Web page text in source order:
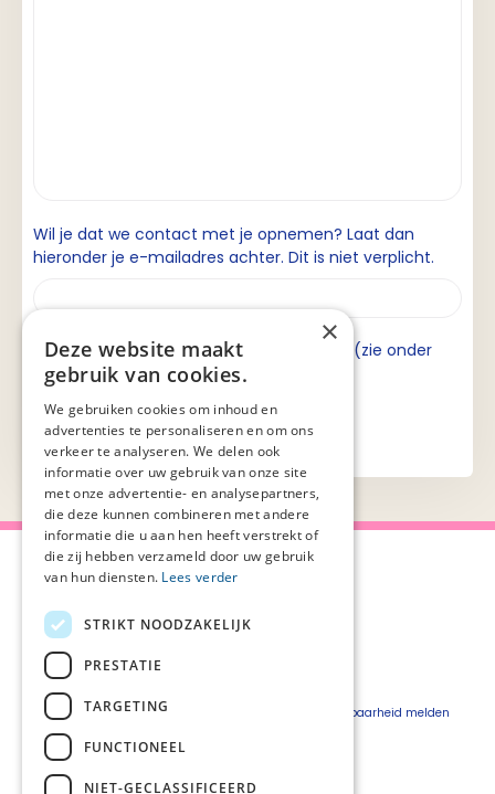
Wil je dat we contact met je opnemen? Laat dan
hieronder je e-mailadres achter. Dit is niet verplicht.
Ik ga akkoord met de privacyverklaring (zie onder
aan de pagina).
Over Palliaweb
Over PZNL
Pers
Vacatures
Webshop
Privacyverklaring
Beveiligingskwetsbaarheid melden
×
Deze website maakt
gebruik van cookies.
We gebruiken cookies om inhoud en
advertenties te personaliseren en om ons
verkeer te analyseren. We delen ook
informatie over uw gebruik van onze site
met onze advertentie- en analysepartners,
die deze kunnen combineren met andere
informatie die u aan hen heeft verstrekt of
die zij hebben verzameld door uw gebruik
van hun diensten. Lees verder
STRIKT NOODZAKELIJK
PRESTATIE
TARGETING
FUNCTIONEEL
NIET-GECLASSIFICEERD